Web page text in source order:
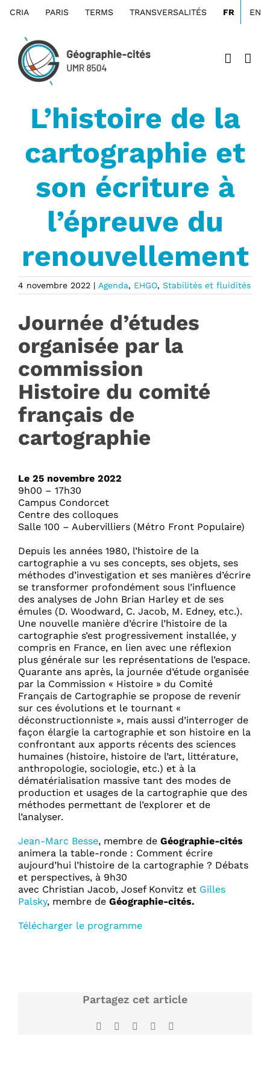
auCRIA PARIS TERMS TRANSVERSALITÉS FR EN
L’histoire de la
cartographie et
son écriture à
l’épreuve du
renouvellement
4 novembre 2022 | Agenda, EHGO, Stabilités et fluidités
Journée d’études
organisée par la
commission
Histoire du comité
français de
cartographie
Le 25 novembre 2022
9h00 – 17h30
Campus Condorcet
Centre des colloques
Salle 100 – Aubervilliers (Métro Front Populaire)
Depuis les années 1980, l’histoire de la
cartographie a vu ses concepts, ses objets, ses
méthodes d’investigation et ses manières d’écrire
se transformer profondément sous l’influence
des analyses de John Brian Harley et de ses
émules (D. Woodward, C. Jacob, M. Edney, etc.).
Une nouvelle manière d’écrire l’histoire de la
cartographie s’est progressivement installée, y
compris en France, en lien avec une réflexion
plus générale sur les représentations de l’espace.
Quarante ans après, la journée d’étude organisée
par la Commission « Histoire » du Comité
Français de Cartographie se propose de revenir
sur ces évolutions et le tournant «
déconstructionniste », mais aussi d’interroger de
façon élargie la cartographie et son histoire en la
confrontant aux apports récents des sciences
humaines (histoire, histoire de l’art, littérature,
anthropologie, sociologie, etc.) et à la
dématérialisation massive tant des modes de
production et usages de la cartographie que des
méthodes permettant de l’explorer et de
l’analyser.
Jean-Marc Besse, membre de Géographie-cités
animera la table-ronde : Comment écrire
aujourd’hui l’histoire de la cartographie ? Débats
et perspectives, à 9h30
avec Christian Jacob, Josef Konvitz et Gilles
Palsky, membre de Géographie-cités.
Télécharger le programme
Partagez cet article
Facebook LinkedInWhatsApp